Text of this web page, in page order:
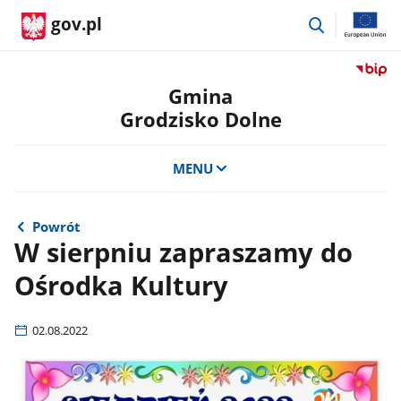
gov.pl
przejdź
Przejdź
Gmina
Grodzisko Dolne
MENU
Powrót
W sierpniu zapraszamy do
Ośrodka Kultury
02.08.2022